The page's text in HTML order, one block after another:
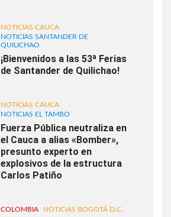
NOTICIAS CAUCA
NOTICIAS SANTANDER DE
QUILICHAO
¡Bienvenidos a las 53ª Ferias
de Santander de Quilichao!
NOTICIAS CAUCA
NOTICIAS EL TAMBO
Fuerza Pública neutraliza en
el Cauca a alias «Bomber»,
presunto experto en
explosivos de la estructura
Carlos Patiño
COLOMBIA NOTICIAS BOGOTÁ D.C.